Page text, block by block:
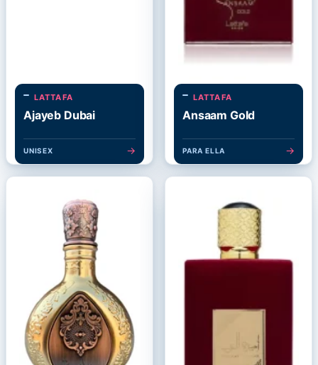
LATTAFA
Ajayeb Dubai
UNISEX →
LATTAFA
Ansaam Gold
PARA ELLA →